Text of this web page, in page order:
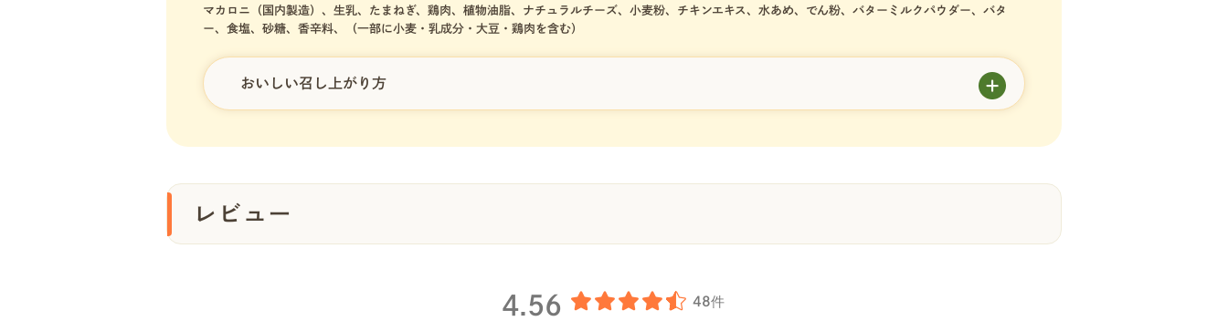
マカロニ（国内製造）、生乳、たまねぎ、鶏肉、植物油脂、ナチュラルチーズ、小麦粉、チキンエキス、水あめ、でん粉、バターミルクパウダー、バタ
ー、食塩、砂糖、香辛料、（一部に小麦・乳成分・大豆・鶏肉を含む）
おいしい召し上がり方
レビュー
4.56 48件